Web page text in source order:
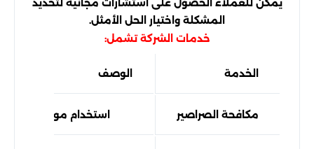
المشكلة واختيار الحل الأمثل.
خدمات الشركة تشمل:
الخدمة الوصف
مكافحة الصراصير استخدام مواد فعالة